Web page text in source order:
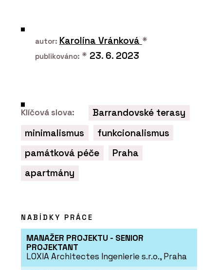
autor: Karolína Vránková *
publikováno: * 23. 6. 2023
Klíčová slova:
Barrandovské terasy
minimalismus
funkcionalismus
památková péče
Praha
apartmány
NABÍDKY PRÁCE
MANAŽER PROJEKTU - SENIOR
PROJEKTANT
LOXIA Architectes Ingenierie s.r.o., Praha